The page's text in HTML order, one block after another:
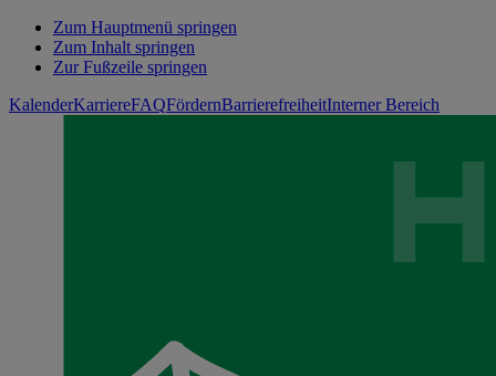
Zum Hauptmenü springen
Zum Inhalt springen
Zur Fußzeile springen
KalenderKarriereFAQFördernBarrierefreiheitInterner Bereich